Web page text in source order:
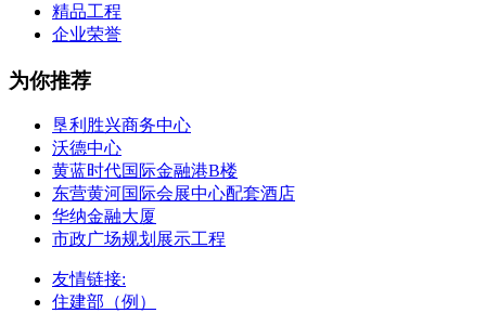
精品工程
企业荣誉
为你推荐
垦利胜兴商务中心
沃德中心
黄蓝时代国际金融港B楼
东营黄河国际会展中心配套酒店
华纳金融大厦
市政广场规划展示工程
友情链接:
住建部（例）